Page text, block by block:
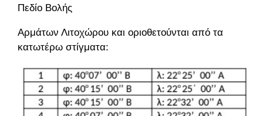
Πεδίο Βολής
Αρμάτων Λιτοχώρου και οριοθετούνται από τα
κατωτέρω στίγματα: